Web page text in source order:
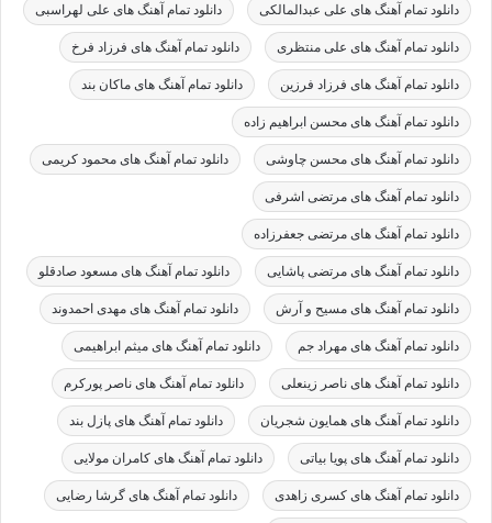
دانلود تمام آهنگ های علی عبدالمالکی دانلود تمام آهنگ های علی لهراسبی
دانلود تمام آهنگ های علی منتظری دانلود تمام آهنگ های فرزاد فرخ
دانلود تمام آهنگ های فرزاد فرزین دانلود تمام آهنگ های ماکان بند
دانلود تمام آهنگ های محسن ابراهیم زاده
دانلود تمام آهنگ های محسن چاوشی دانلود تمام آهنگ های محمود کریمی
دانلود تمام آهنگ های مرتضی اشرفی
دانلود تمام آهنگ های مرتضی جعفرزاده
دانلود تمام آهنگ های مرتضی پاشایی دانلود تمام آهنگ های مسعود صادقلو
دانلود تمام آهنگ های مسیح و آرش دانلود تمام آهنگ های مهدی احمدوند
دانلود تمام آهنگ های مهراد جم دانلود تمام آهنگ های میثم ابراهیمی
دانلود تمام آهنگ های ناصر زینعلی دانلود تمام آهنگ های ناصر پورکرم
دانلود تمام آهنگ های همایون شجریان دانلود تمام آهنگ های پازل بند
دانلود تمام آهنگ های پویا بیاتی دانلود تمام آهنگ های کامران مولایی
دانلود تمام آهنگ های کسری زاهدی دانلود تمام آهنگ های گرشا رضایی